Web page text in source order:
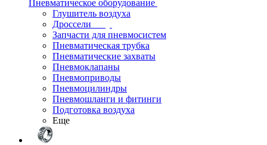
Пневматическое оборудование
Глушитель воздуха
Дроссели
Запчасти для пневмосистем
Пневматическая трубка
Пневматические захваты
Пневмоклапаны
Пневмоприводы
Пневмоцилиндры
Пневмошланги и фитинги
Подготовка воздуха
Еще